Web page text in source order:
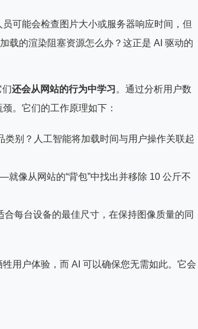
可能会检查图片大小或服务器响应时间，但
载的渲染阻塞资源怎么办？这正是 AI 驱动的
们还会从网站的行为中学习 。通过分析用户数
。它们的工作原理如下：
别？人工智能将加载时间与用户操作关联起
像从网站的“背包”中找出并移除 10 公斤不
每台设备的最佳尺寸，在保持图像质量的同
用户体验，而 AI 可以确保您无需如此。它会